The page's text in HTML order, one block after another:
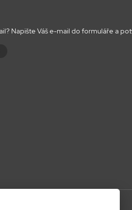
Napište Váš e-mail do formuláře a